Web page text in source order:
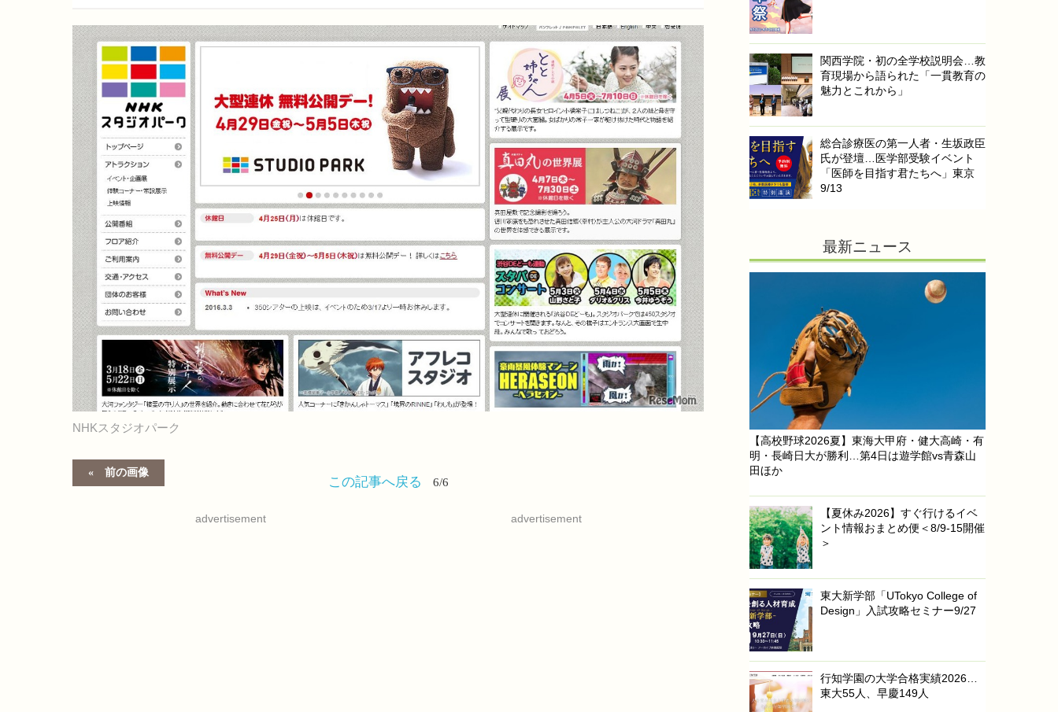
NHKスタジオパーク
前の画像
この記事へ戻る 6/6
advertisement advertisement
関西学院・初の全学校説明会…教
育現場から語られた「一貫教育の
魅力とこれから」
総合診療医の第一人者・生坂政臣
氏が登壇…医学部受験イベント
「医師を目指す君たちへ」東京
9/13
最新ニュース
【高校野球2026夏】東海大甲府・健大高崎・有
明・長崎日大が勝利…第4日は遊学館vs青森山
田ほか
【夏休み2026】すぐ行けるイベ
ント情報おまとめ便＜8/9-15開催
＞
東大新学部「UTokyo College of
Design」入試攻略セミナー9/27
行知学園の大学合格実績2026…
東大55人、早慶149人